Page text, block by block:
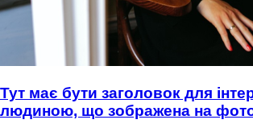
Тут має бути заголовок для
людиною, що зображена на